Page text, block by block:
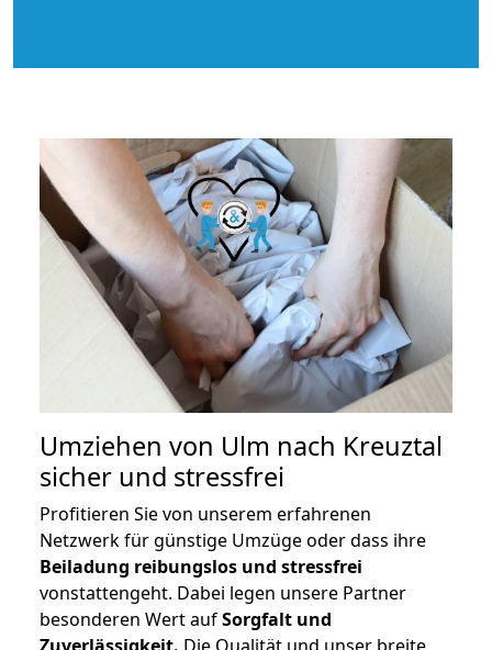
Umziehen von Ulm nach Kreuztal
sicher und stressfrei
Profitieren Sie von unserem erfahrenen
Netzwerk für günstige Umzüge oder dass ihre
Beiladung reibungslos und stressfrei
vonstattengeht. Dabei legen unsere Partner
besonderen Wert aufSorgfalt und